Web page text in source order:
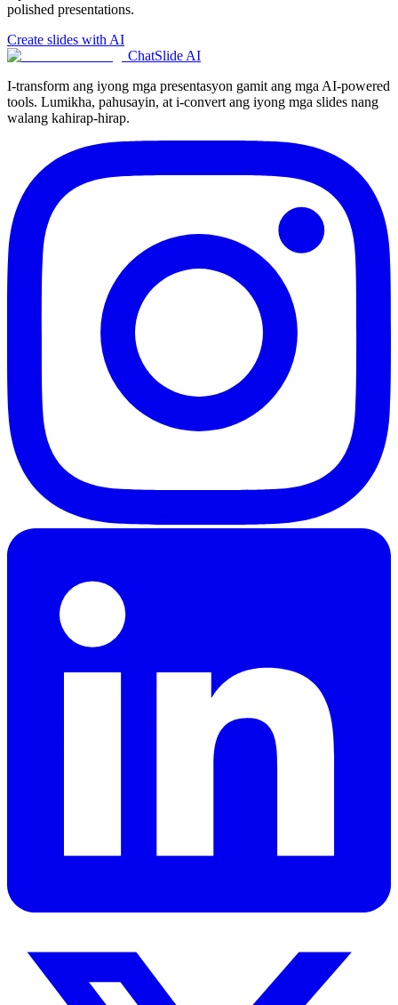
polished presentations.
Create slides with AI
ChatSlide AI
I-transform ang iyong mga presentasyon gamit ang mga AI-powered
tools. Lumikha, pahusayin, at i-convert ang iyong mga slides nang
walang kahirap-hirap.